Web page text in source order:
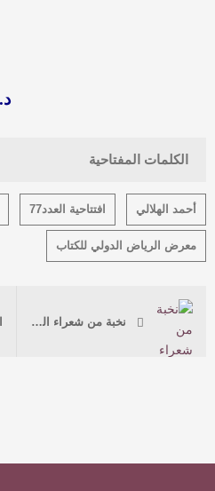
الكلمات المفتاحية
أحمد الهلالي افتتاحية العدد77
معرض الرياض الدولي للكتاب
نخبة من شعراء الوطن…يسامرون الباحة…عبر ناديها الأدبي